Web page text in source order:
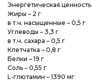
Энергетическая ценность
Жиры – 2 г
в т.ч. насыщенные – 0,5 г
Углеводы – 3,3 г
в т.ч. сахара – 0,5 г
Клетчатка – 0,8 г
Белки – 19 г
Соль – 0,55 г
L-глютамин – 1390 мг